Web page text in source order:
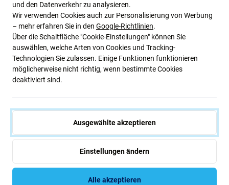
Newsletter-Fix
Abonnieren Sie den regelmäßigen Newsletter über Rabatte und
Neuigkeiten.
Ich bin damit einverstanden, Newsletter zu erhalten
und den Datenverkehr zu analysieren.
Wir verwenden Cookies auch zur Personalisierung von Werbung
– mehr erfahren Sie in den Google-Richtlinien.
Über die Schaltfläche "Cookie-Einstellungen" können Sie
auswählen, welche Arten von Cookies und Tracking-
Technologien Sie zulassen. Einige Funktionen funktionieren
möglicherweise nicht richtig, wenn bestimmte Cookies
deaktiviert sind.
Ausgewählte akzeptieren
Einstellungen ändern
Alle akzeptieren